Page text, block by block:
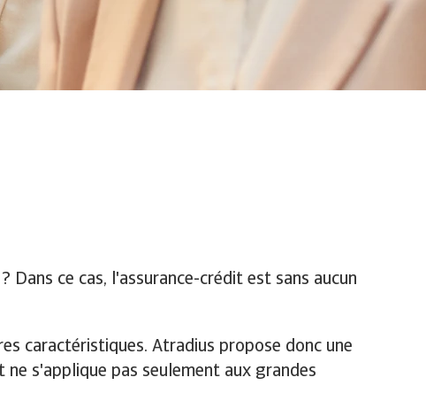
ce cas, l'assurance-crédit est sans aucun
caractéristiques. Atradius propose donc une
s'applique pas seulement aux grandes